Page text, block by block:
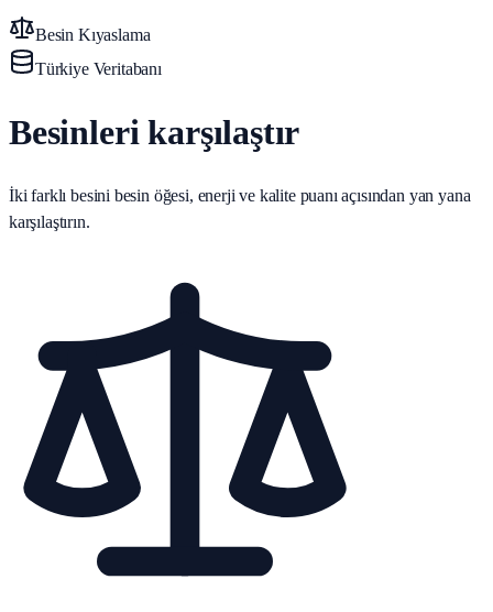
Besin Kıyaslama
Türkiye Veritabanı
Besinleri karşılaştır
İki farklı besini besin öğesi, enerji ve kalite puanı açısından yan yana
karşılaştırın.